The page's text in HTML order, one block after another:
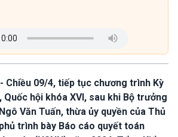
Chiều 09/4, tiếp tục chương trình Kỳ
Quốc hội khóa XVI, sau khi Bộ trưởng
Văn Tuấn, thừa ủy quyền của Thủ
trình bày Báo cáo quyết toán